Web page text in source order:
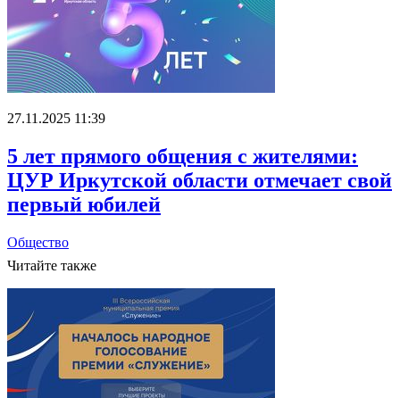
27.11.2025 11:39
5 лет прямого общения с жителями:
ЦУР Иркутской области отмечает свой
первый юбилей
Общество
Читайте также